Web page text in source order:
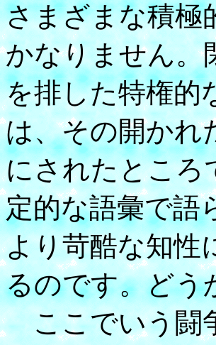
さまざまな積極
かなりません。
を排した特権的
は、その開かれ
にされたところ
定的な語彙で語
より苛酷な知性
るのです。どう
ここでいう闘